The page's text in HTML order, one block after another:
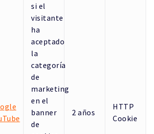
si el
visitante
ha
aceptado
la
categoría
de
marketing
en el
banner
de
2 años
HTTP
Cookie